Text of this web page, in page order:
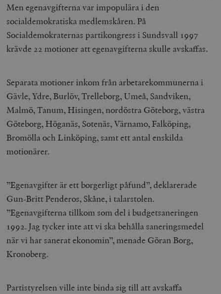
Men egenavgifterna var impopulära i den
socialdemokratiska medlemskåren. På
Socialdemokraternas partikongress i Sundsvall 1997
krävde 22 motioner att egenavgifterna skulle avskaffas.
Separata motioner inkom från arbetarekommunerna i
Gävle, Ydre, Burlöv, Trelleborg, Umeå, Sandviken,
Malmö, Tanum, Hisingen, nordöstra Göteborg, västra
Göteborg, Höganäs, Sotenäs, Värnamo, Falköping,
Bromölla och Linköping, samt ett antal enskilda
motionärer.
”Egenavgifter är ett borgerligt påfund”, deklarerade
Gun-Britt Penderos, Skåne, i talarstolen.
”Egenavgifterna tillkom som del i budgetsaneringen
1992. Jag tycker inte att vi ska behålla saneringsmedel
när vi har sanerat ekonomin”, menade Göran Borg,
Kronoberg.
Partistyrelsen ville inte binda sig till att avskaffa